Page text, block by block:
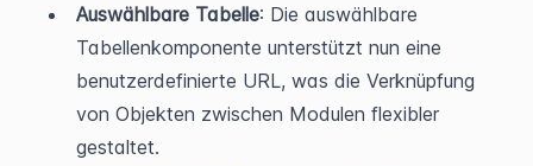
Auswählbare Tabelle: Die auswählbare
Tabellenkomponente unterstützt nun eine
benutzerdefinierte URL, was die Verknüpfung
von Objekten zwischen Modulen flexibler
gestaltet.